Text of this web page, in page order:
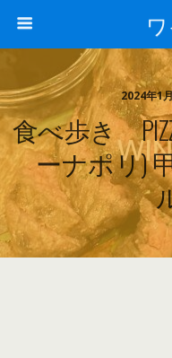
2024年1
食べ歩き
ーナポリ)